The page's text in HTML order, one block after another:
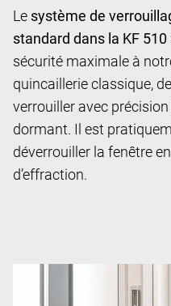
Le système de
standard dans la KF 510
sécurité maximale à
quincaillerie classique,
verrouiller avec
dormant. Il est
déverrouiller la fenêtre
d’effraction.